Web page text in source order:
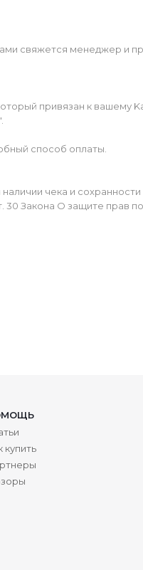
свяжется менеджер и
привязан к вашему
способ оплаты.
чека и
30 Закона О защите прав
купить